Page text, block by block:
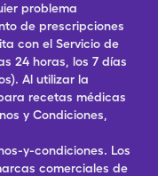
problema
de prescripciones
con el Servicio de
24 horas, los 7 días
Al utilizar la
recetas médicas
y Condiciones,
y-condiciones. Los
comerciales de